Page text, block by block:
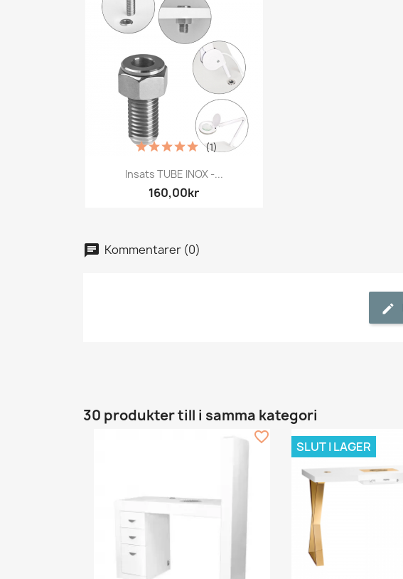
Snabbvy
Insats TUBE INOX -...
160,00kr
(1)
Kommentarer (0)
30 produkter till i samma kategori
favorite_border
SLUT I LAGER